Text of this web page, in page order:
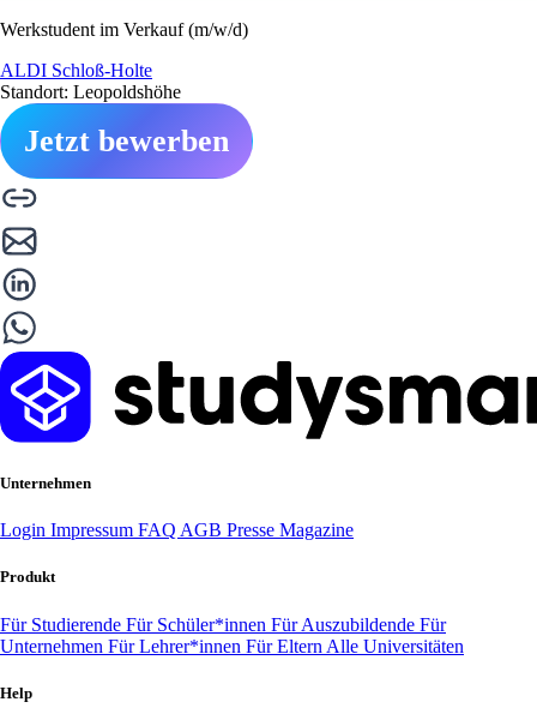
Werkstudent im Verkauf (m/w/d)
ALDI Schloß-Holte
Standort: Leopoldshöhe
Jetzt bewerben
Unternehmen
Login Impressum FAQ AGB Presse Magazine
Produkt
Für Studierende Für Schüler*innen Für Auszubildende Für
Unternehmen Für Lehrer*innen Für Eltern Alle Universitäten
Help